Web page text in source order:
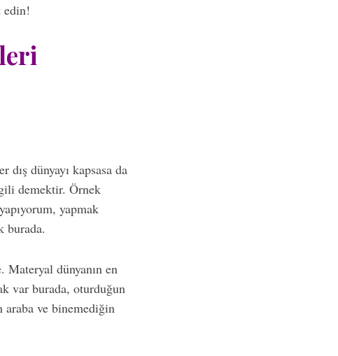
edin!
dünyayı kapsasa da
demektir. Örnek
yapmak
burada.
dünyanın en
var burada, oturduğun
ve binemediğin